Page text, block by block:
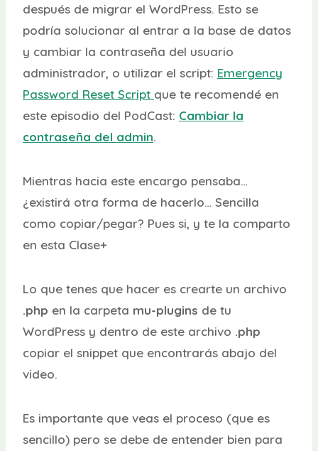
después de migrar el WordPress. Esto se
podría solucionar al entrar a la base de datos
y cambiar la contraseña del usuario
administrador, o utilizar el script: Emergency
Password Reset Script que te recomendé en
este episodio del PodCast: Cambiar la
contraseña del admin.
Mientras hacia este encargo pensaba…
¿existirá otra forma de hacerlo… Sencilla
como copiar/pegar? Pues si, y te la comparto
en esta Clase+
Lo que tenes que hacer es crearte un archivo
.php en la carpeta mu-plugins de tu
WordPress y dentro de este archivo .php
copiar el snippet que encontrarás abajo del
video.
Es importante que veas el proceso (que es
sencillo) pero se debe de entender bien para